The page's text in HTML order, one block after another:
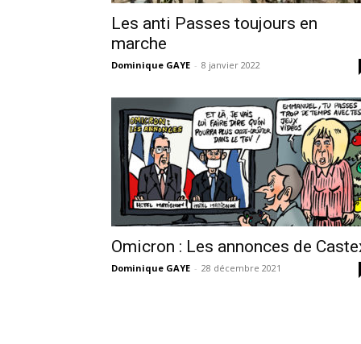
Les anti Passes toujours en
marche
Dominique GAYE - 8 janvier 2022
Omicron : Les annonces de
Dominique GAYE - 28 décembre 2021